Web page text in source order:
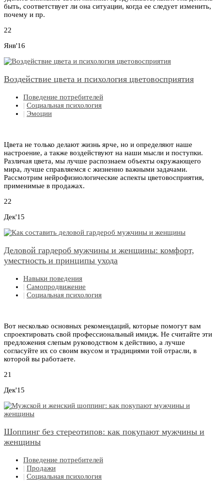
быть, соответствует ли она ситуации, когда ее следует изменить,
почему и пр.
22
Янв'16
Воздействие цвета и психология цветовосприятия
Поведение потребителей
| Социальная психология
| Эмоции
Цвета не только делают жизнь ярче, но и определяют наше
настроение, а также воздействуют на наши мысли и поступки.
Различая цвета, мы лучше распознаем объекты окружающего
мира, лучше справляемся с жизненно важными задачами.
Рассмотрим нейрофизиологические аспекты цветовосприятия,
применимые в продажах.
22
Дек'15
Деловой гардероб мужчины и женщины: комфорт,
уместность и принципы ухода
Навыки поведения
| Самопродвижение
| Социальная психология
Вот несколько основных рекомендаций, которые помогут вам
спроектировать свой профессиональный имидж. Не считайте эти
предложения слепым руководством к действию, а лучше
согласуйте их со своим вкусом и традициями той отрасли, в
которой вы работаете.
21
Дек'15
Шоппинг без стереотипов: как покупают мужчины и
женщины
Поведение потребителей
| Продажи
| Социальная психология